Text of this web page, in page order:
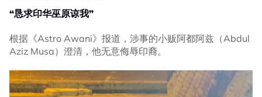
“恳求印华巫原谅我”
根据《Astro Awani》报道，涉事的小贩阿都阿兹（Abdul
Aziz Musa）澄清，他无意侮辱印裔。